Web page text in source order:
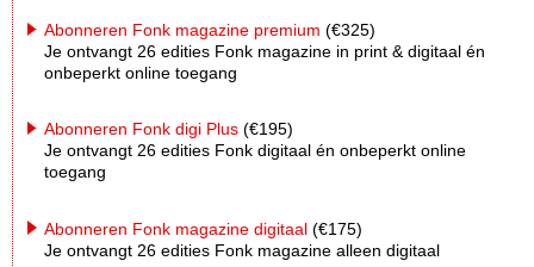
Abonneren Fonk magazine premium (€325)
Je ontvangt 26 edities Fonk magazine in print & digitaal én
onbeperkt online toegang
Abonneren Fonk digi Plus (€195)
Je ontvangt 26 edities Fonk digitaal én onbeperkt online
toegang
Abonneren Fonk magazine digitaal (€175)
Je ontvangt 26 edities Fonk magazine alleen digitaal